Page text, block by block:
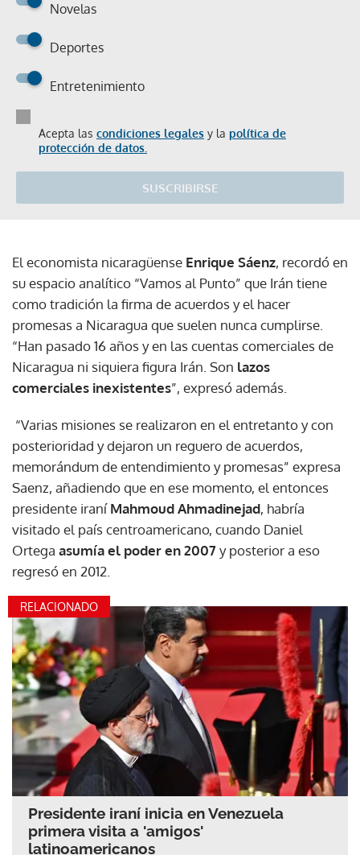
Novelas
Deportes
Entretenimiento
Acepta las condiciones legales y la política de
protección de datos.
SUSCRIBIRSE
El economista nicaragüense Enrique Sáenz, recordó en
su espacio analítico “Vamos al Punto” que Irán tiene
como tradición la firma de acuerdos y el hacer
promesas a Nicaragua que suelen nunca cumplirse.
“Han pasado 16 años y en las cuentas comerciales de
Nicaragua ni siquiera figura Irán. Son lazos
comerciales inexistentes”, expresó además.
“Varias misiones se realizaron en el entretanto y con
posterioridad y dejaron un reguero de acuerdos,
memorándum de entendimiento y promesas” expresa
Saenz, añadiendo que en ese momento, el entonces
presidente iraníMahmoud Ahmadinejad, habría
visitado el país centroamericano, cuando Daniel
Ortega asumía el poder en 2007y posterior a eso
regresó en 2012.
RELACIONADO
Presidente iraní inicia en Venezuela
primera visita a 'amigos'
latinoamericanos